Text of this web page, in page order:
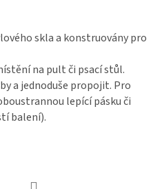
skla a konstruovány pro
na pult či psací stůl.
a jednoduše propojit. Pro
lepící pásku či
balení).